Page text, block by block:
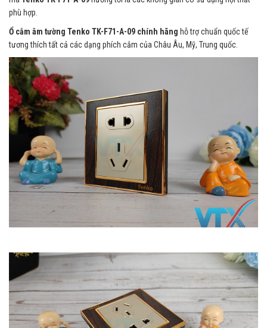
phù hợp.
Ổ cắm âm tường Tenko TK-F71-A-09 chính hãng hỗ trợ chuẩn quốc tế
tương thích tất cả các dạng phích cắm của Châu Âu, Mỹ, Trung quốc.